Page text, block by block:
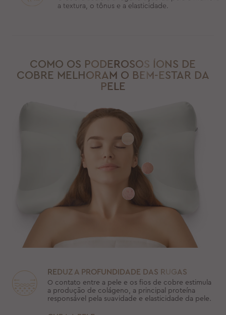
a textura, o tônus e a elasticidade.
COMO OS PODEROSOS ÍONS DE
COBRE MELHORAM O BEM-ESTAR DA
PELE
REDUZ A PROFUNDIDADE DAS RUGAS
O contato entre a pele e os fios de cobre estimula
a produção de colágeno, a principal proteína
responsável pela suavidade e elasticidade da pele.